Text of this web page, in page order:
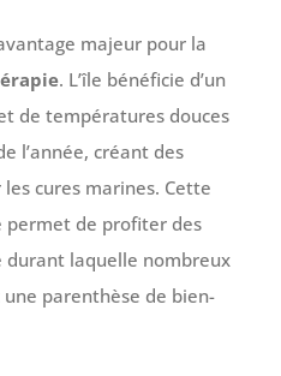
majeur pour la
. L’île bénéficie d’un
de températures douces
l’année, créant des
cures marines. Cette
permet de profiter des
durant laquelle nombreux
parenthèse de bien-